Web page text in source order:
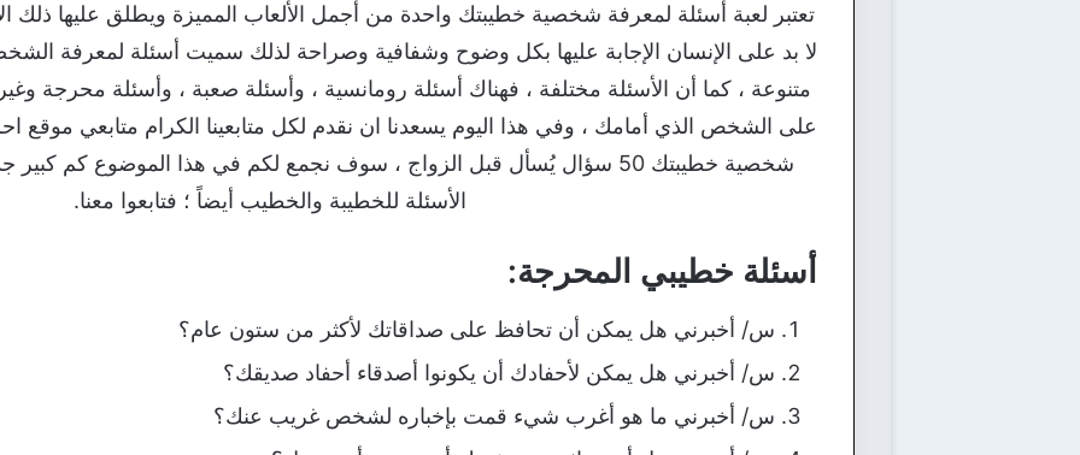
تعتبر لعبة أسئلة لمعرفة شخصية خطيبتك واحدة من أجمل الألعاب المميزة ويطلق عليها ذلك
لا بد على الإنسان الإجابة عليها بكل وضوح وشفافية وصراحة لذلك سميت أسئلة لمعرفة
متنوعة ، كما أن الأسئلة مختلفة ، فهناك أسئلة رومانسية ، وأسئلة صعبة ، وأسئلة محرجة
على الشخص الذي أمامك ، وفي هذا اليوم يسعدنا ان نقدم لكل متابعينا الكرام متابعي موقع
شخصية خطيبتك 50 سؤال يُسأل قبل الزواج ، سوف نجمع لكم في هذا الموضوع
الأسئلة للخطيبة والخطيب أيضاً ؛ فتابعوا معنا.
أسئلة خطيبي المحرجة:
س/ أخبرني هل يمكن أن تحافظ على صداقاتك لأكثر من ستون عام؟
س/ أخبرني هل يمكن لأحفادك أن يكونوا أصدقاء أحفاد صديقك؟
س/ أخبرني ما هو أغرب شيء قمت بإخباره لشخص غريب عنك؟